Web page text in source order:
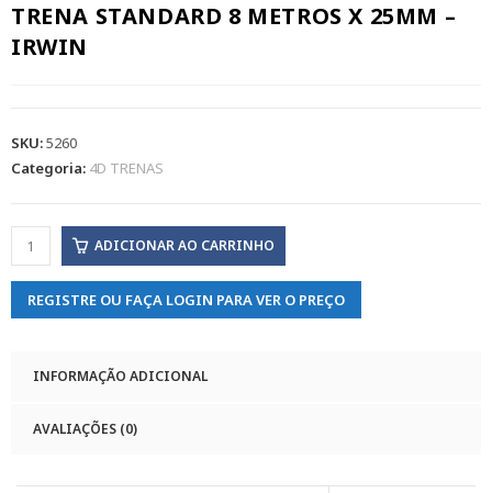
TRENA STANDARD 8 METROS X 25MM –
IRWIN
SKU:5260
Categoria: 4D TRENAS
ADICIONAR AO CARRINHO
REGISTRE OU FAÇA LOGIN PARA VER O PREÇO
INFORMAÇÃO ADICIONAL
AVALIAÇÕES (0)